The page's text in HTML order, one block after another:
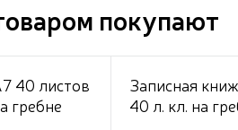
покупают
40 листов
гребне
Записная
40 л. кл. на